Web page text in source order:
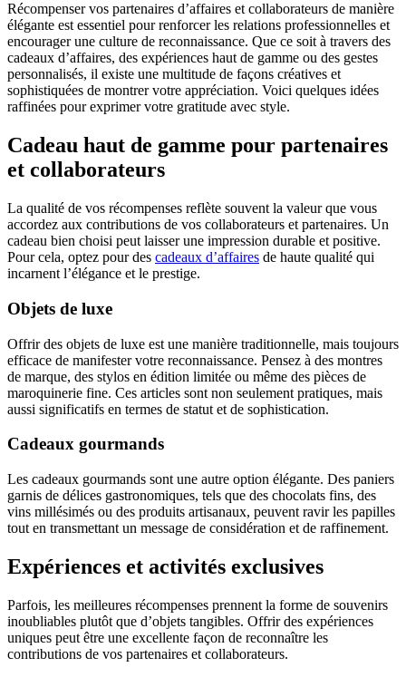
Récompenser vos partenaires d’affaires et collaborateurs de manière
élégante est essentiel pour renforcer les relations professionnelles et
encourager une culture de reconnaissance. Que ce soit à travers des
cadeaux d’affaires, des expériences haut de gamme ou des gestes
personnalisés, il existe une multitude de façons créatives et
sophistiquées de montrer votre appréciation. Voici quelques idées
raffinées pour exprimer votre gratitude avec style.
Cadeau haut de gamme pour partenaires
et collaborateurs
La qualité de vos récompenses reflète souvent la valeur que vous
accordez aux contributions de vos collaborateurs et partenaires. Un
cadeau bien choisi peut laisser une impression durable et positive.
Pour cela, optez pour des cadeaux d’affaires de haute qualité qui
incarnent l’élégance et le prestige.
Objets de luxe
Offrir des objets de luxe est une manière traditionnelle, mais toujours
efficace de manifester votre reconnaissance. Pensez à des montres
de marque, des stylos en édition limitée ou même des pièces de
maroquinerie fine. Ces articles sont non seulement pratiques, mais
aussi significatifs en termes de statut et de sophistication.
Cadeaux gourmands
Les cadeaux gourmands sont une autre option élégante. Des paniers
garnis de délices gastronomiques, tels que des chocolats fins, des
vins millésimés ou des produits artisanaux, peuvent ravir les papilles
tout en transmettant un message de considération et de raffinement.
Expériences et activités exclusives
Parfois, les meilleures récompenses prennent la forme de souvenirs
inoubliables plutôt que d’objets tangibles. Offrir des expériences
uniques peut être une excellente façon de reconnaître les
contributions de vos partenaires et collaborateurs.